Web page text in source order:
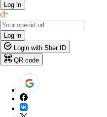
Log in
Log in
Login with Sber ID
QR code